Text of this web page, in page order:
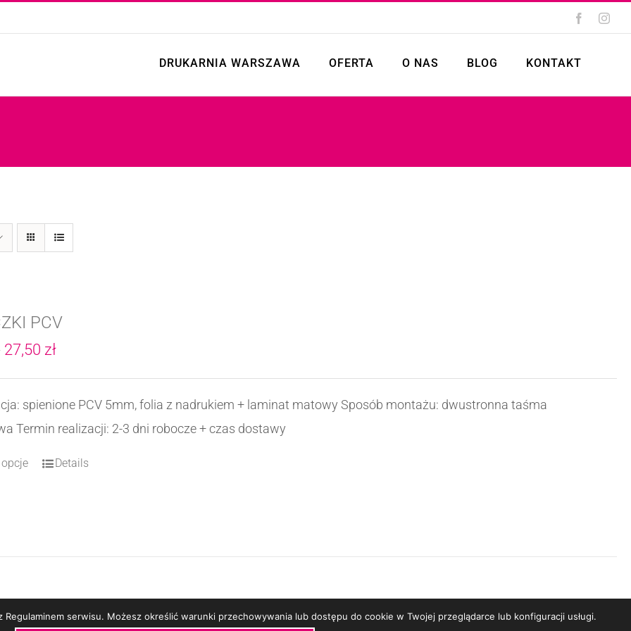
Facebook
DRUKARNIA WARSZAWA OFERTA O NAS BLOG KONTAKT
PCV
27,50 złZakres
27,50 zł
spienione PCV 5mm, folia z nadrukiem + laminat matowy Sposób montażu: dwustronna taśma
Termin realizacji: 2-3 dni robocze + czas dostawy
Ten
można
Details
serwisu. Możesz określić warunki przechowywania lub dostępu do cookie w Twojej przeglądarce lub konfiguracji usługi.